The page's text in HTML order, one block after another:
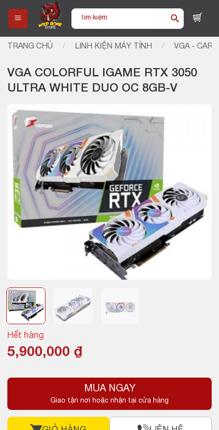
content
Tìm
TRANG CHỦ / LINH KIỆN MÁY TÍNH / VGA -
VGA COLORFUL IGAME RTX 3050
ULTRA WHITE DUO OC 8GB-V
Hết hàng
5,900,000 ₫
MUA NGAY
Giao tận nơi hoặc nhận tại cửa hàng